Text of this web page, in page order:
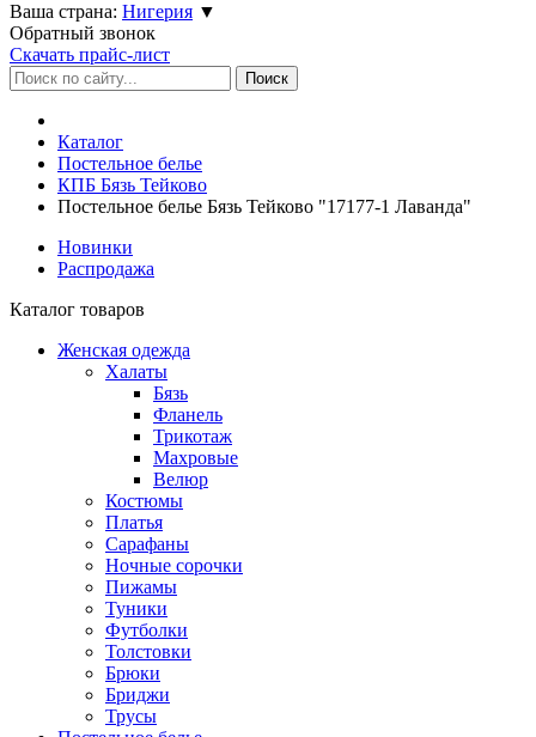
Ваша страна: Нигерия ▼
Обратный звонок
Скачать прайс-лист
Каталог
Постельное белье
КПБ Бязь Тейково
Постельное белье Бязь Тейково "17177-1 Лаванда"
Новинки
Распродажа
Каталог товаров
Женская одежда
Халаты
Бязь
Фланель
Трикотаж
Махровые
Велюр
Костюмы
Платья
Сарафаны
Ночные сорочки
Пижамы
Туники
Футболки
Толстовки
Брюки
Бриджи
Трусы